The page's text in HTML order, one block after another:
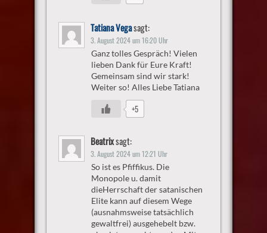
Tatiana Vegasagt:
3. August 2024 um 16:20 Uhr
Ganz tolles Gespräch! Vielen
lieben Dank für Eure Kraft!
Gemeinsam sind wir stark!
Weiter so! Alles Liebe Tatiana
+5
Beatrixsagt:
3. August 2024 um 12:21 Uhr
So ist es Pfiffikus. Die
Monopole u. damit
dieHerrschaft der satanischen
Elite kann auf diesem Wege
(ausnahmsweise tatsächlich
gewaltfrei) ausgehebelt bzw.